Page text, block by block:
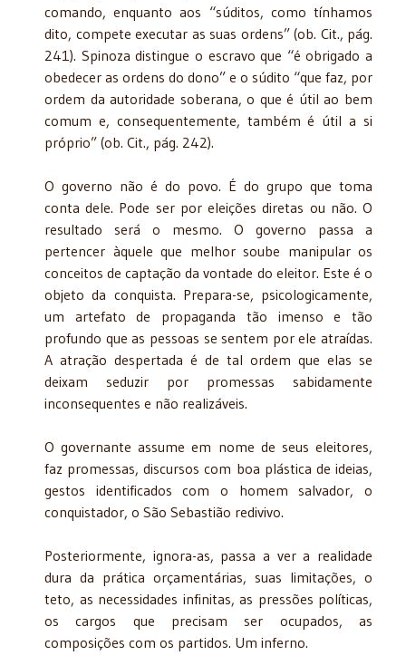
comando, enquanto aos “súditos, como tínhamos
dito, compete executar as suas ordens” (ob. Cit., pág.
241). Spinoza distingue o escravo que “é obrigado a
obedecer as ordens do dono” e o súdito “que faz, por
ordem da autoridade soberana, o que é útil ao bem
comum e, consequentemente, também é útil a si
próprio” (ob. Cit., pág. 242).
O governo não é do povo. É do grupo que toma
conta dele. Pode ser por eleições diretas ou não. O
resultado será o mesmo. O governo passa a
pertencer àquele que melhor soube manipular os
conceitos de captação da vontade do eleitor. Este é o
objeto da conquista. Prepara-se, psicologicamente,
um artefato de propaganda tão imenso e tão
profundo que as pessoas se sentem por ele atraídas.
A atração despertada é de tal ordem que elas se
deixam seduzir por promessas sabidamente
inconsequentes e não realizáveis.
O governante assume em nome de seus eleitores,
faz promessas, discursos com boa plástica de ideias,
gestos identificados com o homem salvador, o
conquistador, o São Sebastião redivivo.
Posteriormente, ignora-as, passa a ver a realidade
dura da prática orçamentárias, suas limitações, o
teto, as necessidades infinitas, as pressões políticas,
os cargos que precisam ser ocupados, as
composições com os partidos. Um inferno.